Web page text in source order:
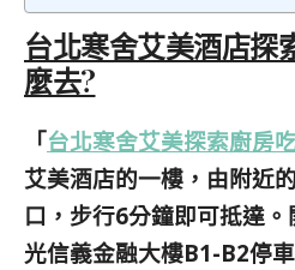
台北寒舍艾美酒店探
麼去?
「台北寒舍艾美探索廚房
艾美酒店的一樓，由附近
口，步行6分鐘即可抵達
光信義金融大樓B1-B2停